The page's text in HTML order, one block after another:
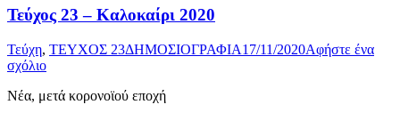
Τεύχος 23 – Καλοκαίρι 2020
Τεύχη, ΤΕΥΧΟΣ 23ΔΗΜΟΣΙΟΓΡΑΦΙΑ17/11/2020Αφήστε ένα
σχόλιο
Νέα, μετά κορονοϊού εποχή